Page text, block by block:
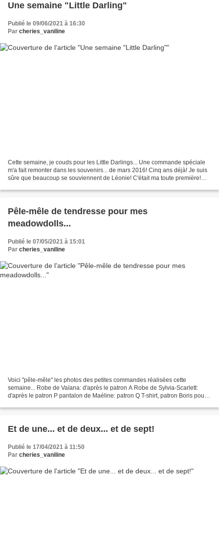
Une semaine "Little Darling"
Publié le 09/06/2021 à 16:30
Par cheries_vaniline
Cette semaine, je couds pour les Little Darlings... Une commande spéciale
m'a fait remonter dans les souvenirs... de mars 2016! Cinq ans déjà! Je suis
sûre que beaucoup se souviennent de Léonie! C'était ma toute première!
Pêle-mêle de tendresse pour mes
meadowdolls...
Publié le 07/05/2021 à 15:01
Par cheries_vaniline
Voici "pêle-mêle" les photos des petites commandes réalisées cette
semaine... Robe de Vaïana: d'après le patron A Robe de Sylvia-Scarlett:
d'après le patron P pantalon de Maéline: patron Q T-shirt, patron Boris pour
Et de une... et de deux... et de sept!
Publié le 17/04/2021 à 11:50
Par cheries_vaniline